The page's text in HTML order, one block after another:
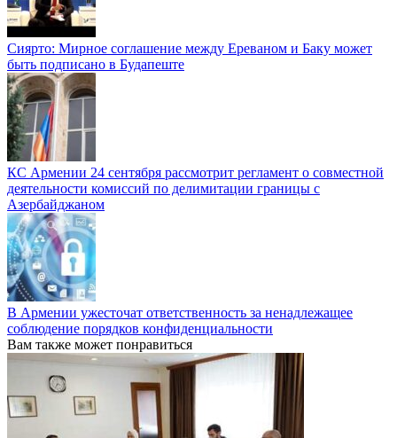
Сиярто: Мирное соглашение между Ереваном и Баку может
быть подписано в Будапеште
КС Армении 24 сентября рассмотрит регламент о совместной
деятельности комиссий по делимитации границы с
Азербайджаном
В Армении ужесточат ответственность за ненадлежащее
соблюдение порядков конфиденциальности
Вам также может понравиться